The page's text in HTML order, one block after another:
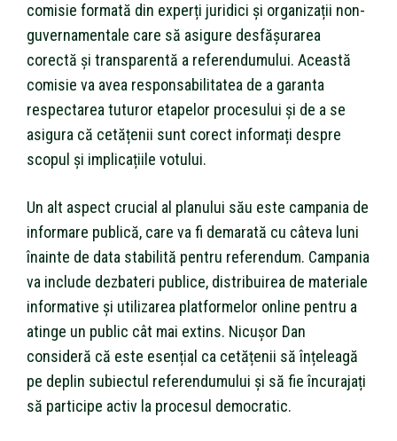
comisie formată din experți juridici și organizații non-
guvernamentale care să asigure desfășurarea
corectă și transparentă a referendumului. Această
comisie va avea responsabilitatea de a garanta
respectarea tuturor etapelor procesului și de a se
asigura că cetățenii sunt corect informați despre
scopul și implicațiile votului.
Un alt aspect crucial al planului său este campania de
informare publică, care va fi demarată cu câteva luni
înainte de data stabilită pentru referendum. Campania
va include dezbateri publice, distribuirea de materiale
informative și utilizarea platformelor online pentru a
atinge un public cât mai extins. Nicușor Dan
consideră că este esențial ca cetățenii să înțeleagă
pe deplin subiectul referendumului și să fie încurajați
să participe activ la procesul democratic.